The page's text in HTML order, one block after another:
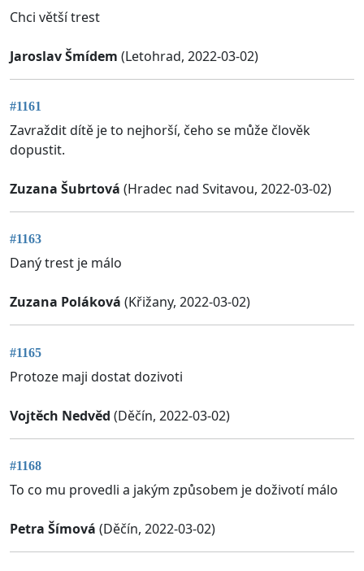
Chci větší trest
Jaroslav Šmídem (Letohrad, 2022-03-02)
#1161
Zavraždit dítě je to nejhorší, čeho se může člověk
dopustit.
Zuzana Šubrtová (Hradec nad Svitavou, 2022-03-02)
#1163
Daný trest je málo
Zuzana Poláková (Křižany, 2022-03-02)
#1165
Protoze maji dostat dozivoti
Vojtěch Nedvěd (Děčín, 2022-03-02)
#1168
To co mu provedli a jakým způsobem je doživotí málo
Petra Šímová (Děčín, 2022-03-02)